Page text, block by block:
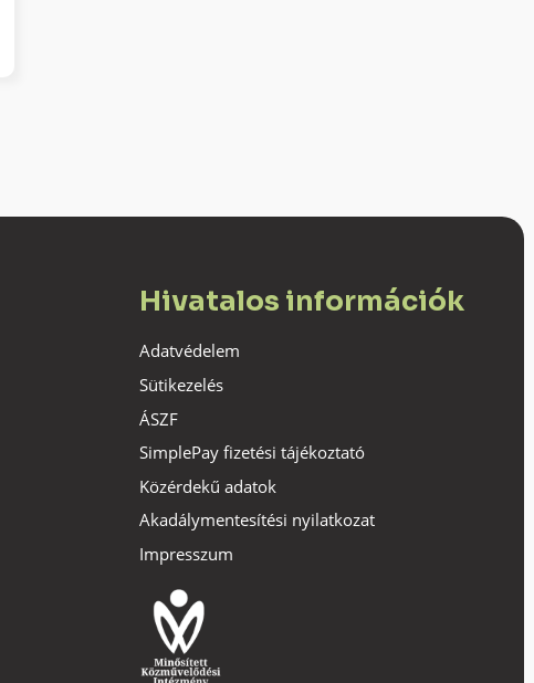
Hivatalos információk
Adatvédelem
Sütikezelés
ÁSZF
SimplePay fizetési tájékoztató
Közérdekű adatok
Akadálymentesítési nyilatkozat
Impresszum